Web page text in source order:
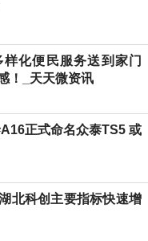
化便民服务送到家门
！_天天微资讯
正式命名众泰TS5 或
北科创主要指标快速增